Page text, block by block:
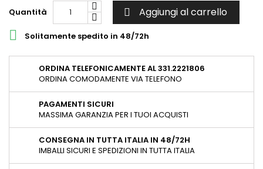
Quantità  Aggiungi al carrello
 Solitamente spedito in 48/72h
ORDINA TELEFONICAMENTE AL 331.2221806
ORDINA COMODAMENTE VIA TELEFONO
PAGAMENTI SICURI
MASSIMA GARANZIA PER I TUOI ACQUISTI
CONSEGNA IN TUTTA ITALIA IN 48/72H
IMBALLI SICURI E SPEDIZIONI IN TUTTA ITALIA